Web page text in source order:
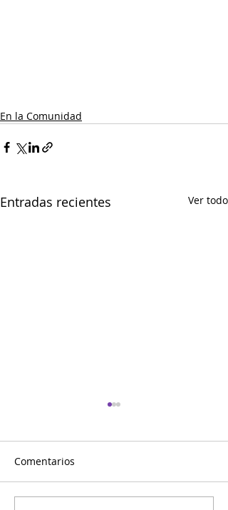
En la Comunidad
Entradas recientes Ver todo
Comentarios